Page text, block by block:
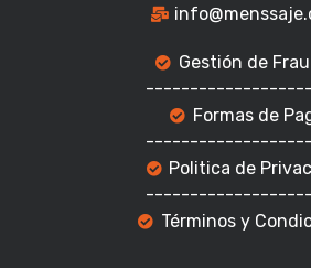
Gestión de
Formas de
Politica de
Términos y